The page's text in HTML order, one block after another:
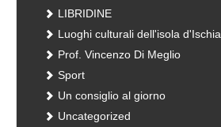
LIBRIDINE
Luoghi culturali dell'isola d'Ischia
Prof. Vincenzo Di Meglio
Sport
Un consiglio al giorno
Uncategorized